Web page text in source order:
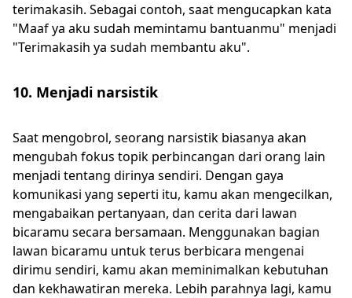
terimakasih. Sebagai contoh, saat mengucapkan kata
"Maaf ya aku sudah memintamu bantuanmu" menjadi
"Terimakasih ya sudah membantu aku".
10. Menjadi narsistik
Saat mengobrol, seorang narsistik biasanya akan
mengubah fokus topik perbincangan dari orang lain
menjadi tentang dirinya sendiri. Dengan gaya
komunikasi yang seperti itu, kamu akan mengecilkan,
mengabaikan pertanyaan, dan cerita dari lawan
bicaramu secara bersamaan. Menggunakan bagian
lawan bicaramu untuk terus berbicara mengenai
dirimu sendiri, kamu akan meminimalkan kebutuhan
dan kekhawatiran mereka. Lebih parahnya lagi, kamu